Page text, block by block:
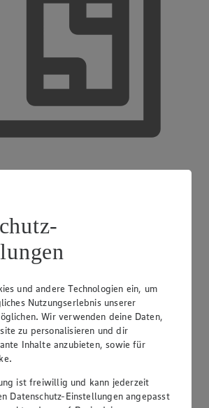
und andere Technologien ein, um
Nutzungserlebnis unserer
Wir verwenden deine Daten,
zu personalisieren und dir
Inhalte anzubieten, sowie für
ist freiwillig und kann jederzeit
Datenschutz-Einstellungen angepasst